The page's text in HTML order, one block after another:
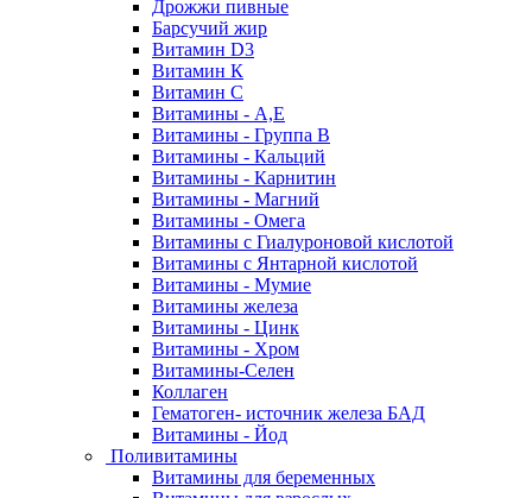
Дрожжи пивные
Барсучий жир
Витамин D3
Витамин К
Витамин С
Витамины - А,Е
Витамины - Группа В
Витамины - Кальций
Витамины - Карнитин
Витамины - Магний
Витамины - Омега
Витамины с Гиалуроновой кислотой
Витамины с Янтарной кислотой
Витамины - Мумие
Витамины железа
Витамины - Цинк
Витамины - Хром
Витамины-Селен
Коллаген
Гематоген- источник железа БАД
Витамины - Йод
Поливитамины
Витамины для беременных